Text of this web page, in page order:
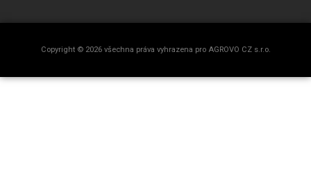
Copyright © 2026 všechna práva vyhrazena pro AGROVO CZ s.r.o.